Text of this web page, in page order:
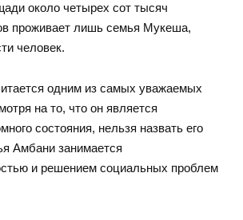
около четырех сот тысяч
проживает лишь семья Мукеша,
человек.
одним из самых уважаемых
на то, что он является
состояния, нельзя назвать его
Амбани занимается
и решением социальных проблем